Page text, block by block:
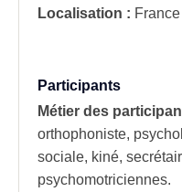
Localisation : France
Participants
Métier des
orthophoniste,
sociale, kiné,
psychomotriciennes.